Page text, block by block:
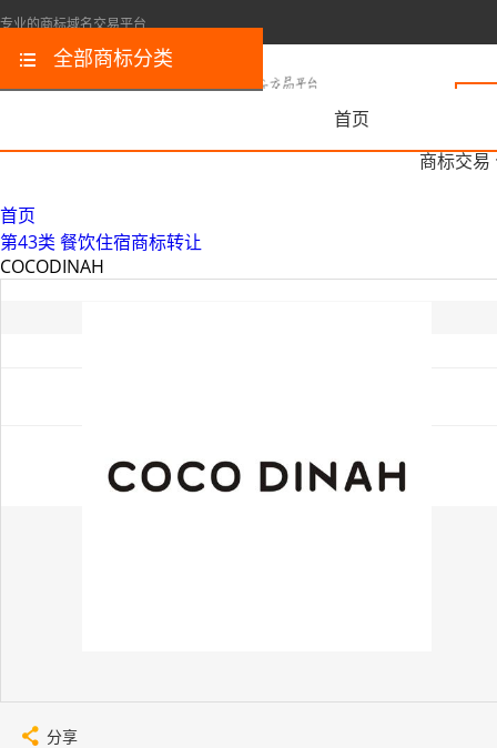
专业的商标域名交易平台
首页
商标交易
全部商标分类
首页
第43类 餐饮住宿商标转让
COCODINAH
分享